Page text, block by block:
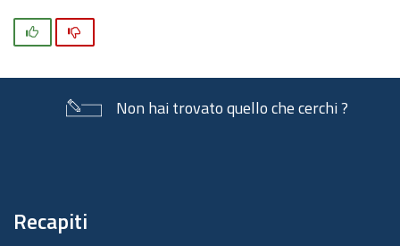
Non hai trovato quello che cerchi ?
pagina
Recapiti